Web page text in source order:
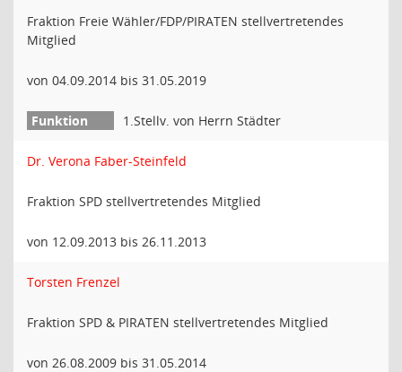
Fraktion Freie Wähler/FDP/PIRATEN stellvertretendes
Mitglied
von 04.09.2014 bis 31.05.2019
1.Stellv. von Herrn Städter
Dr. Verona Faber-Steinfeld
Fraktion SPD stellvertretendes Mitglied
von 12.09.2013 bis 26.11.2013
Torsten Frenzel
Fraktion SPD & PIRATEN stellvertretendes Mitglied
von 26.08.2009 bis 31.05.2014